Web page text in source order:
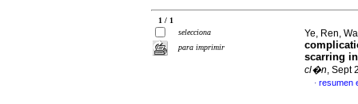
1 / 1
selecciona
para imprimir
Ye, Ren,
scarring
cl�n, Sept
· resumen